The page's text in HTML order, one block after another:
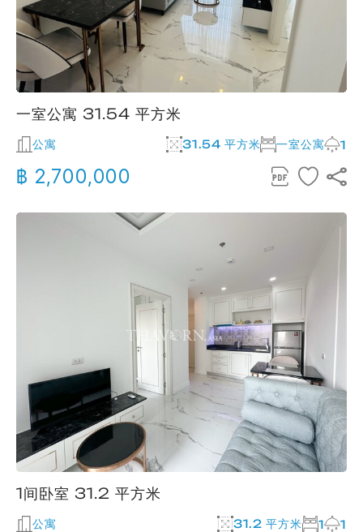
一室公寓 31.54 平方米
公寓 31.54 平方米 一室公寓 1
฿ 2,700,000
1间卧室 31.2 平方米
公寓 31.2 平方米 1 1